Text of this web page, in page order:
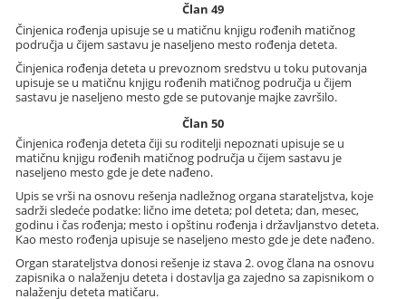
Član 49
Činjenica rođenja upisuje se u matičnu knjigu rođenih matičnog
područja u čijem sastavu je naseljeno mesto rođenja deteta.
Činjenica rođenja deteta u prevoznom sredstvu u toku putovanja
upisuje se u matičnu knjigu rođenih matičnog područja u čijem
sastavu je naseljeno mesto gde se putovanje majke završilo.
Član 50
Činjenica rođenja deteta čiji su roditelji nepoznati upisuje se u
matičnu knjigu rođenih matičnog područja u čijem sastavu je
naseljeno mesto gde je dete nađeno.
Upis se vrši na osnovu rešenja nadležnog organa starateljstva, koje
sadrži sledeće podatke: lično ime deteta; pol deteta; dan, mesec,
godinu i čas rođenja; mesto i opštinu rođenja i državljanstvo deteta.
Kao mesto rođenja upisuje se naseljeno mesto gde je dete nađeno.
Organ starateljstva donosi rešenje iz stava 2. ovog člana na osnovu
zapisnika o nalaženju deteta i dostavlja ga zajedno sa zapisnikom o
nalaženju deteta matičaru.